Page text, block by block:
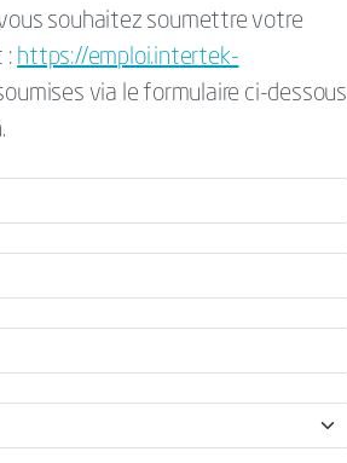
souhaitez soumettre votre
: https://emploi.intertek-
via le formulaire ci-dessous